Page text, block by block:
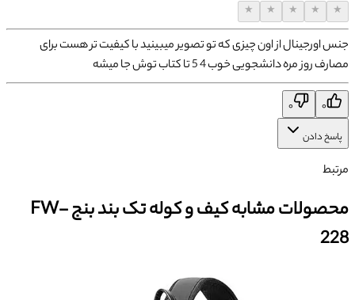
★
★
★
★
★
جنس اورجینال از اون چیزی که تو تصویر میبینید با کیفیت تر هست برای
مصارف روز مره دانشجویی خوب 4 5 تا کتاب توش جا میشه
۰
۰
پاسخ دادن
مرتبط
محصولات مشابه کیف و کوله تک بند بنج FW-
228